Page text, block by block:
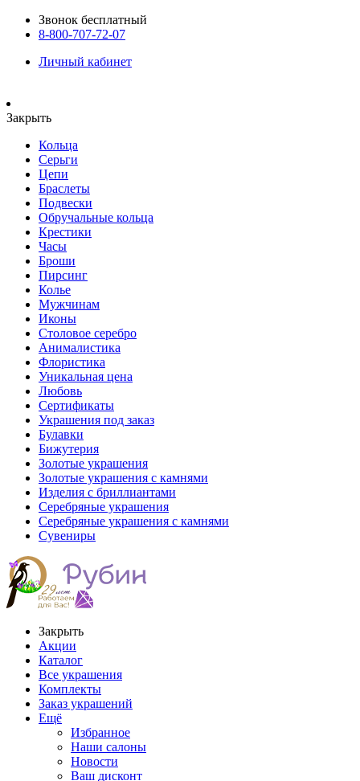
Звонок бесплатный
8-800-707-72-07
Личный кабинет
Закрыть
Кольца
Серьги
Цепи
Браслеты
Подвески
Обручальные кольца
Крестики
Часы
Броши
Пирсинг
Колье
Мужчинам
Иконы
Столовое серебро
Анималистика
Флористика
Уникальная цена
Любовь
Сертификаты
Украшения под заказ
Булавки
Бижутерия
Золотые украшения
Золотые украшения с камнями
Изделия с бриллиантами
Серебряные украшения
Серебряные украшения с камнями
Сувениры
Закрыть
Акции
Каталог
Все украшения
Комплекты
Заказ украшений
Ещё
Избранное
Наши салоны
Новости
Ваш дисконт